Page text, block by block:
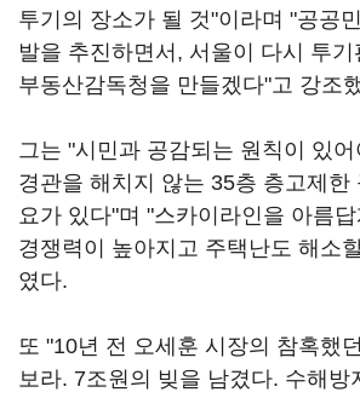
투기의 장소가 될 것"이라며 "공공
발을 추진하면서, 서울이 다시 투
부동산감독청을 만들겠다"고 강조
그는 "시민과 공감되는 원칙이 있어
경관을 해치지 않는 35층 층고제한
요가 있다"며 "스카이라인을 아름
경쟁력이 높아지고 주택난도 해소
였다.
또 "10년 전 오세훈 시장의 참혹했
보라. 7조원의 빚을 남겼다. 수해방